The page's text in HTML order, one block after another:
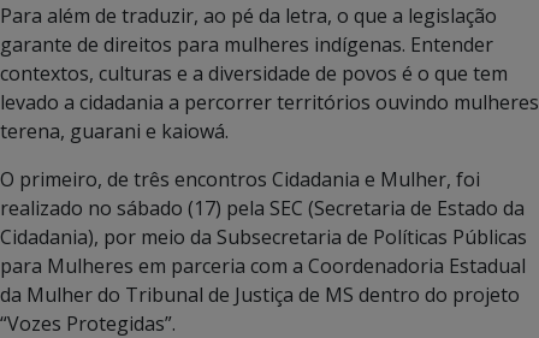
Para além de traduzir, ao pé da letra, o que a legislação
garante de direitos para mulheres indígenas. Entender
contextos, culturas e a diversidade de povos é o que tem
levado a cidadania a percorrer territórios ouvindo mulheres
terena, guarani e kaiowá.
O primeiro, de três encontros Cidadania e Mulher, foi
realizado no sábado (17) pela SEC (Secretaria de Estado da
Cidadania), por meio da Subsecretaria de Políticas Públicas
para Mulheres em parceria com a Coordenadoria Estadual
da Mulher do Tribunal de Justiça de MS dentro do projeto
“Vozes Protegidas”.